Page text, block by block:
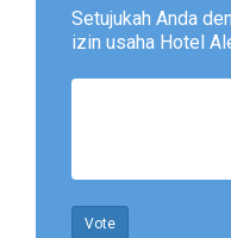
Setujukah Anda
izin usaha Hotel
Vote